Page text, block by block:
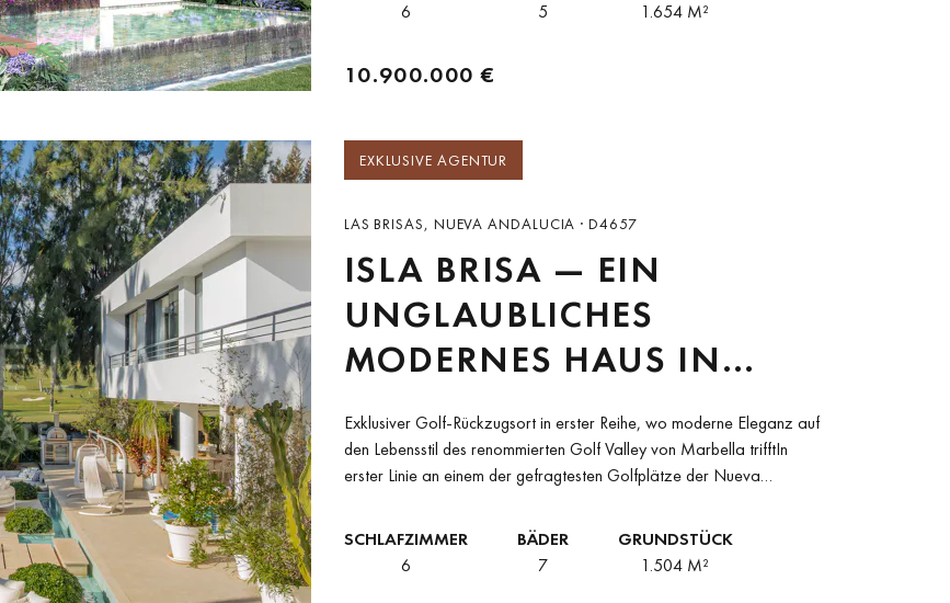
6
5
1.654 M²
10.900.000 €
EXKLUSIVE AGENTUR
LAS BRISAS, NUEVA ANDALUCIA · D4657
ISLA BRISA — EIN
UNGLAUBLICHES
MODERNES HAUS IN
ERSTER LINIE AM
GOLFPLATZ IN LAS
BRISAS, NUEVA
ANDALUCÍA, MARBELLA
Exklusiver Golf-Rückzugsort in erster Reihe, wo moderne Eleganz auf
den Lebensstil des renommierten Golf Valley von Marbella trifftIn
erster Linie an einem der gefragtesten Golfplätze der Nueva
SCHLAFZIMMER
6
BÄDER
7
GRUNDSTÜCK
1.504 M²